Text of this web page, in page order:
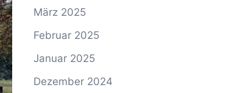
März 2025
Februar 2025
Januar 2025
Dezember 2024